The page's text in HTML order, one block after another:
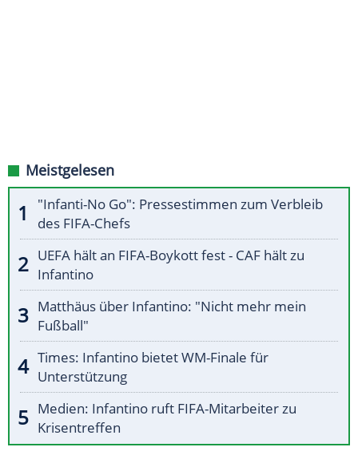
Meistgelesen
"Infanti-No Go": Pressestimmen zum Verbleib
des FIFA-Chefs
UEFA hält an FIFA-Boykott fest - CAF hält zu
Infantino
Matthäus über Infantino: "Nicht mehr mein
Fußball"
Times: Infantino bietet WM-Finale für
Unterstützung
Medien: Infantino ruft FIFA-Mitarbeiter zu
Krisentreffen